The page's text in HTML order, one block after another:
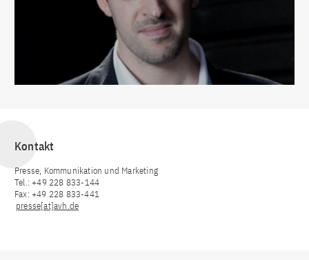
Kontakt
Presse, Kommunikation und Marketing
Tel.: +49 228 833-144
Fax: +49 228 833-441
presse[at]avh.de